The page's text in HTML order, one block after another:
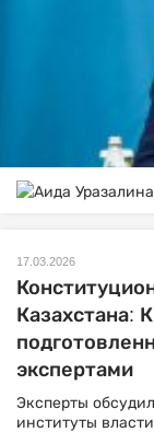
17.03.2026
Казахстана:
экспертами
Эксперты
институты